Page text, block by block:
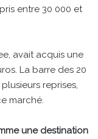
entre 30 000 et
avait acquis une
La barre des 20
reprises,
marché.
une destination